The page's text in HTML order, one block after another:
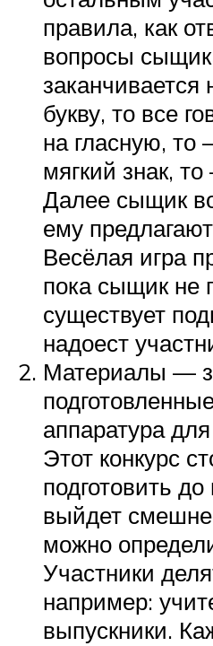
правила, как
вопросы
заканчивается
букву, то все
на гласную, то
мягкий знак,
Далее сыщик
ему
Весёлая игра
пока сыщик не
существует
надоест
Материалы —
аппаратура
Этот конкурс
подготовить
выйдет
можно
Участники
например:
выпускники.